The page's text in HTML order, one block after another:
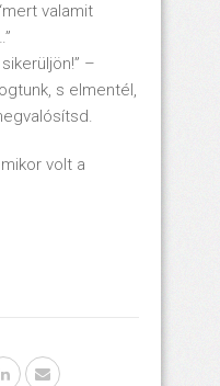
valamit
–
s elmentél,
volt a